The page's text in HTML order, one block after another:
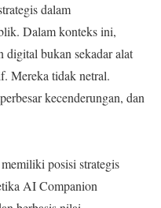
dalam
Dalam konteks ini,
digital bukan sekadar alat
Mereka tidak netral.
kecenderungan, dan
posisi strategis
AI Companion